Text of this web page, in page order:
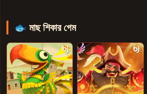
🐟 মাছ শিকার গেম